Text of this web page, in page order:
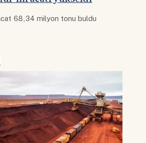
68,34 milyon tonu buldu